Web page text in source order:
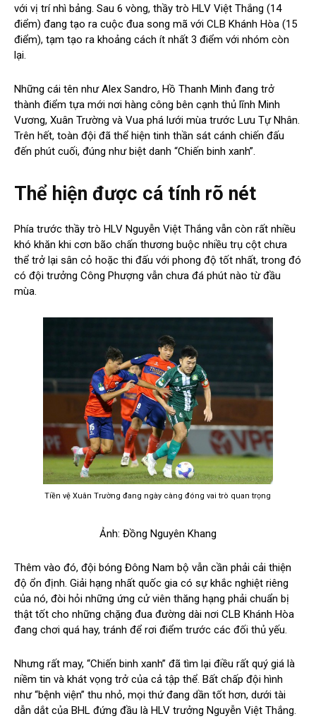
với vị trí nhì bảng. Sau 6 vòng, thầy trò HLV Việt Thắng (14
điểm) đang tạo ra cuộc đua song mã với CLB Khánh Hòa (15
điểm), tạm tạo ra khoảng cách ít nhất 3 điểm với nhóm còn
lại.
Những cái tên như Alex Sandro, Hồ Thanh Minh đang trở
thành điểm tựa mới nơi hàng công bên cạnh thủ lĩnh Minh
Vương, Xuân Trường và Vua phá lưới mùa trước Lưu Tự Nhân.
Trên hết, toàn đội đã thể hiện tinh thần sát cánh chiến đấu
đến phút cuối, đúng như biệt danh “Chiến binh xanh”.
Thể hiện được cá tính rõ nét
Phía trước thầy trò HLV Nguyễn Việt Thắng vẫn còn rất nhiều
khó khăn khi cơn bão chấn thương buộc nhiều trụ cột chưa
thể trở lại sân cỏ hoặc thi đấu với phong độ tốt nhất, trong đó
có đội trưởng Công Phượng vẫn chưa đá phút nào từ đầu
mùa.
Tiền vệ Xuân Trường đang ngày càng đóng vai trò quan trọng
Ảnh: Đồng Nguyên Khang
Thêm vào đó, đội bóng Đông Nam bộ vẫn cần phải cải thiện
độ ổn định. Giải hạng nhất quốc gia có sự khắc nghiệt riêng
của nó, đòi hỏi những ứng cử viên thăng hạng phải chuẩn bị
thật tốt cho những chặng đua đường dài nơi CLB Khánh Hòa
đang chơi quá hay, tránh để rơi điểm trước các đối thủ yếu.
Nhưng rất may, “Chiến binh xanh” đã tìm lại điều rất quý giá là
niềm tin và khát vọng trở của cả tập thể. Bất chấp đội hình
như “bệnh viện” thu nhỏ, mọi thứ đang dần tốt hơn, dưới tài
dẫn dắt của BHL đứng đầu là HLV trưởng Nguyễn Việt Thắng.